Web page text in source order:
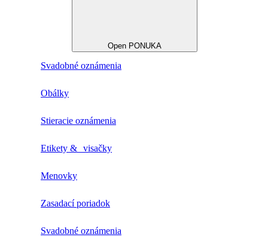
Open PONUKA
Svadobné oznámenia
Obálky
Stieracie oznámenia
Etikety & visačky
Menovky
Zasadací poriadok
Svadobné oznámenia